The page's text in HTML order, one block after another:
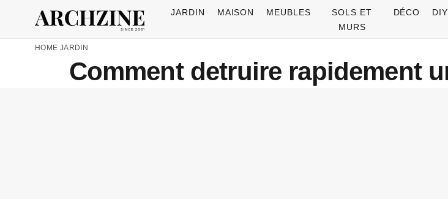
JARDIN MAISON MEUBLES
SOLS ET
MURS
DÉCO DIY
HOME JARDIN
Comment detruire rapidement